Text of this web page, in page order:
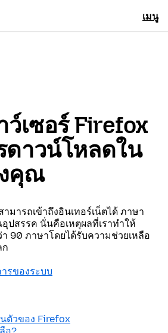
เมนู
ว์เซอร์ Firefox
ดาวน์โหลดใน
คุณ
มารถเข้าถึงอินเทอร์เน็ตได้ ภาษา
ปสรรค นั่นคือเหตุผลที่เราทำให้
90 ภาษาโดยได้รับความช่วยเหลือ
ก
รของระบบ
ตัวของ Firefox